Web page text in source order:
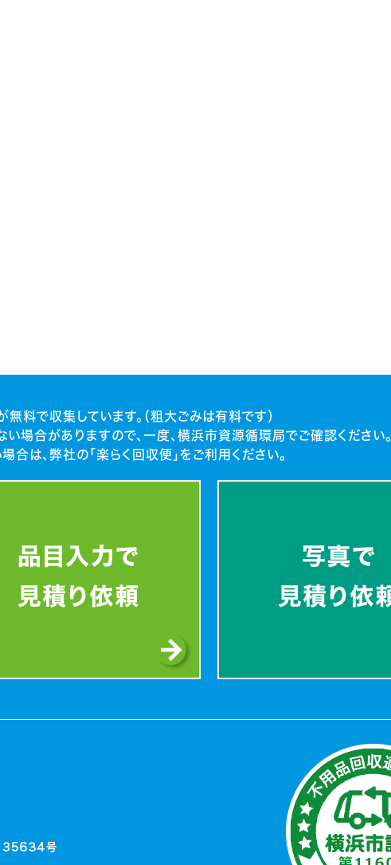
無料で収集しています。（粗大ごみは有料です）
場合がありますので、一度、横浜市資源循環局でご確認ください。
合は、弊社の「楽らく回収便」をご利用ください。